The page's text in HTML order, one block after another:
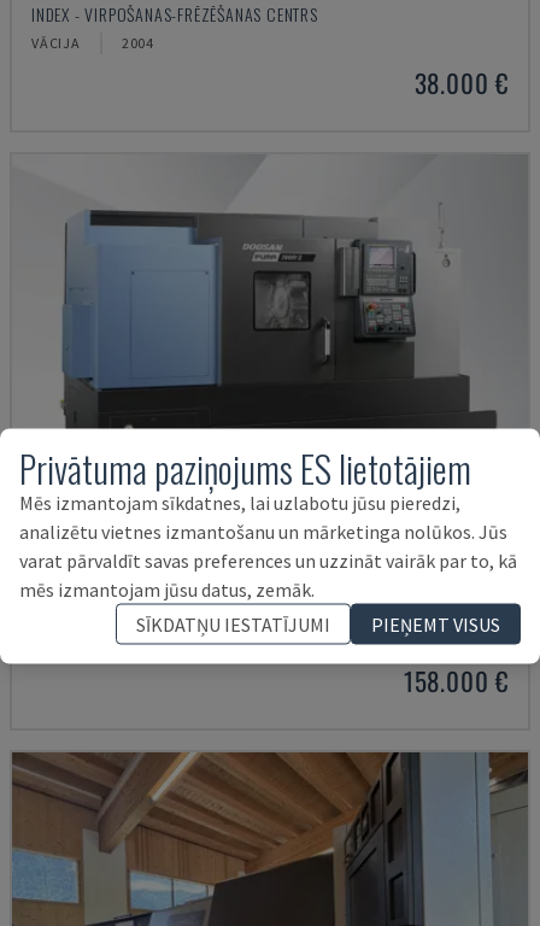
INDEX - VIRPOŠANAS-FRĒZĒŠANAS CENTRS
VĀCIJA 2004
38.000 €
PUMA 2600Y II
DN SOLUTIONS - VIRPOŠANAS-FRĒZĒŠANAS CENTRS
PORTUGĀLE 2024
158.000 €
Privātuma paziņojums ES lietotājiem
Mēs izmantojam sīkdatnes, lai uzlabotu jūsu pieredzi,
analizētu vietnes izmantošanu un mārketinga nolūkos. Jūs
varat pārvaldīt savas preferences un uzzināt vairāk par to, kā
mēs izmantojam jūsu datus, zemāk.
SĪKDATŅU IESTATĪJUMI
PIEŅEMT VISUS